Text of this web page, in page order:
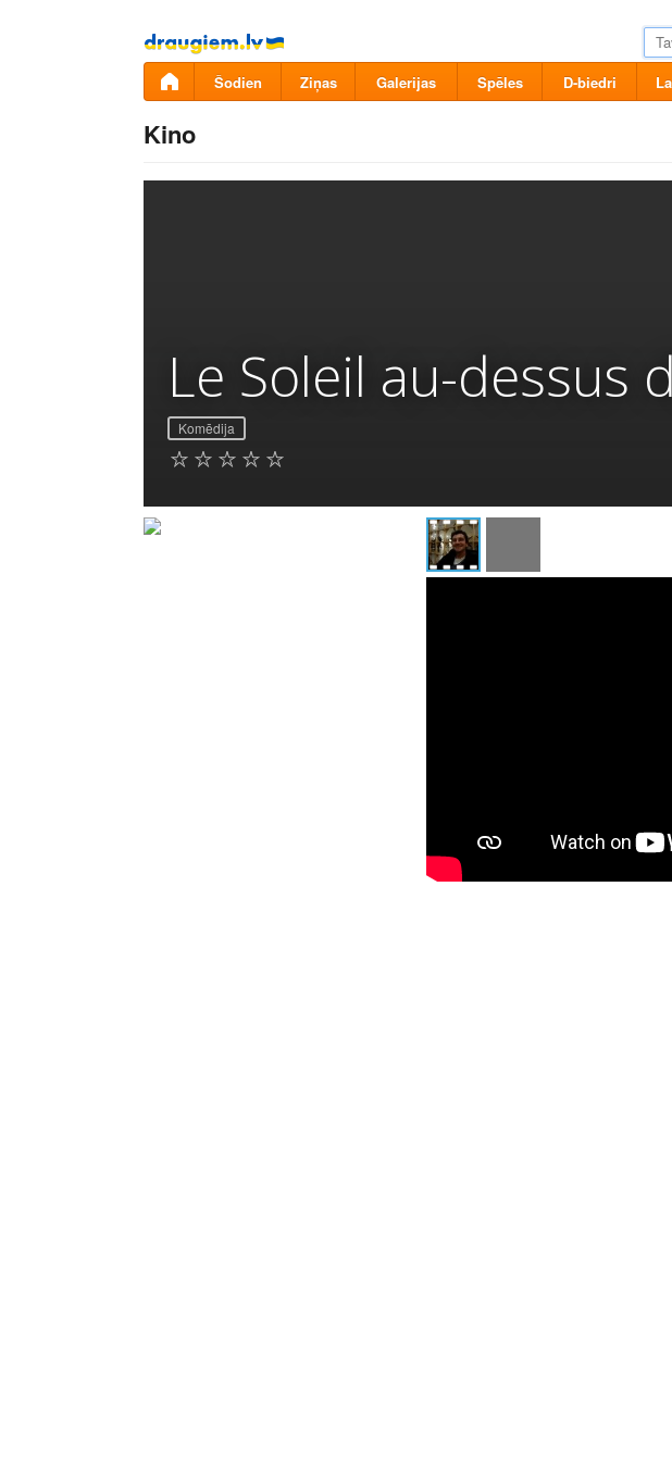
Pāriet
uz
saturu
Šodien Ziņas Galerijas Spēles D-biedri
Kino
Le Soleil au-dessus
Komēdija